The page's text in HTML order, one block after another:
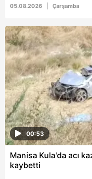
05.08.2026 Çarşamba
00:53
Manisa Kula'da acı
kaybetti